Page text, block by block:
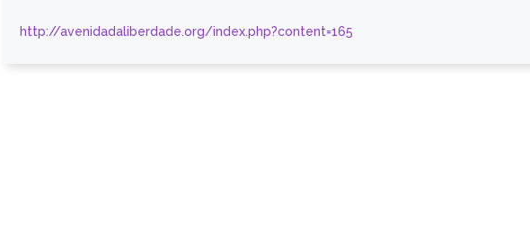
http://avenidadaliberdade.org/index.php?content=165